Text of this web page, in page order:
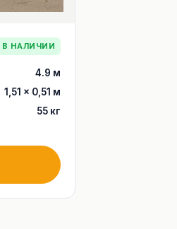
В НАЛИЧИИ
4.9 м
1,51 × 0,51 м
55 кг